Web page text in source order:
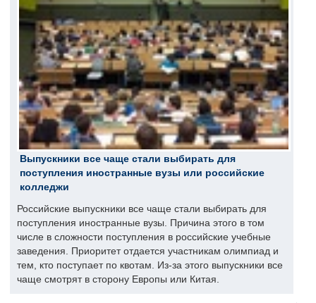
Выпускники все чаще стали выбирать для
поступления иностранные вузы или российские
колледжи
Российские выпускники все чаще стали выбирать для
поступления иностранные вузы. Причина этого в том
числе в сложности поступления в российские учебные
заведения. Приоритет отдается участникам олимпиад и
тем, кто поступает по квотам. Из-за этого выпускники все
чаще смотрят в сторону Европы или Китая.